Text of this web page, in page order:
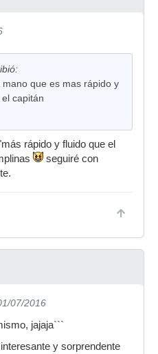
que es mas rápido y
capitán
rápido y fluido que el
seguiré con
07/2016
jajaja```
y sorprendente